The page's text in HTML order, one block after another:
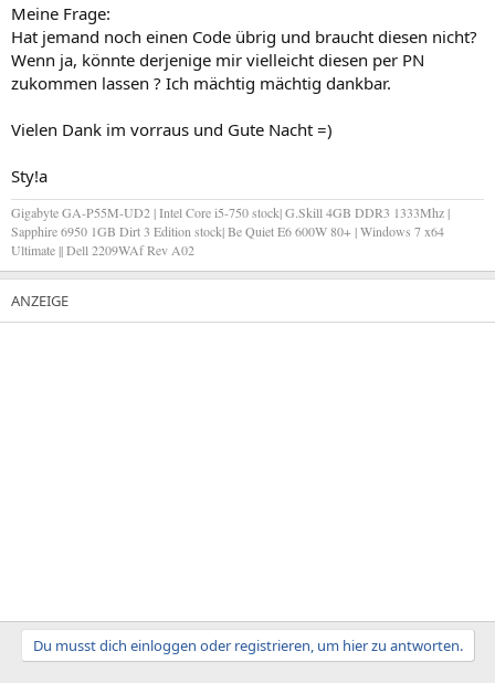
Meine Frage:
Hat jemand noch einen Code übrig und braucht diesen nicht?
Wenn ja, könnte derjenige mir vielleicht diesen per PN
zukommen lassen ? Ich mächtig mächtig dankbar.
Vielen Dank im vorraus und Gute Nacht =)
Sty!a
Gigabyte GA-P55M-UD2 | Intel Core i5-750 stock| G.Skill 4GB DDR3 1333Mhz |
Sapphire 6950 1GB Dirt 3 Edition stock| Be Quiet E6 600W 80+ | Windows 7 x64
Ultimate || Dell 2209WAf Rev A02
Du musst dich einloggen oder registrieren, um hier zu antworten.